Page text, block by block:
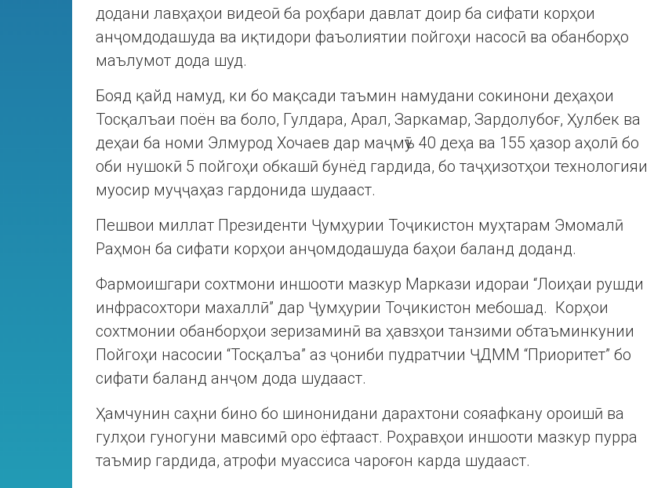
додани лавҳаҳои видеоӣ ба роҳбари давлат доир ба сифати корҳои
анҷомдодашуда ва иқтидори фаъолиятии пойгоҳи насосӣ ва обанборҳо
маълумот дода шуд.
Бояд қайд намуд, ки бо мақсади таъмин намудани сокинони деҳаҳои
Тосқалъаи поён ва боло, Гулдара, Арал, Заркамар, Зардолубоғ, Ҳулбек ва
деҳаи ба номи Элмурод Хочаев дар маҷмӯъ 40 деҳа ва 155 ҳазор аҳолӣ бо
оби нушокӣ 5 пойгоҳи обкашӣ бунёд гардида, бо таҷҳизотҳои технологияи
муосир муҷҷаҳаз гардонида шудааст.
Пешвои миллат Президенти Ҷумҳурии Тоҷикистон муҳтарам Эмомалӣ
Раҳмон ба сифати корҳои анҷомдодашуда баҳои баланд доданд.
Фармоишгари сохтмони иншооти мазкур Маркази идораи “Лоиҳаи рушди
инфрасохтори махаллӣ” дар Ҷумҳурии Тоҷикистон мебошад. Корҳои
сохтмонии обанборҳои зеризаминӣ ва ҳавзҳои танзими обтаъминкунии
Пойгоҳи насосии “Тосқалъа” аз ҷониби пудратчии ҶДММ “Приоритет” бо
сифати баланд анҷом дода шудааст.
Ҳамчунин саҳни бино бо шинонидани дарахтони сояафкану ороишӣ ва
гулҳои гуногуни мавсимӣ оро ёфтааст. Роҳравҳои иншооти мазкур пурра
таъмир гардида, атрофи муассиса чароғон карда шудааст.